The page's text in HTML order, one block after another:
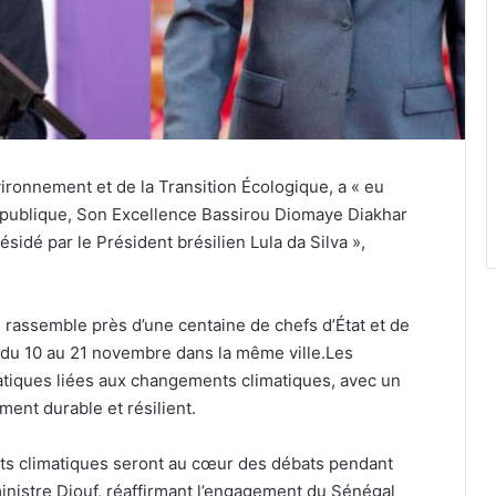
et de la Transition Écologique, a « eu
Son Excellence Bassirou Diomaye Diakhar
par le Président brésilien Lula da Silva »,
près d’une centaine de chefs d’État et de
10 au 21 novembre dans la même ville.Les
liées aux changements climatiques, avec un
durable et résilient.
climatiques seront au cœur des débats pendant
Diouf, réaffirmant l’engagement du Sénégal